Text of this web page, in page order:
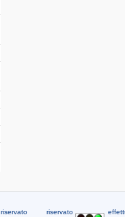
riservato riservato